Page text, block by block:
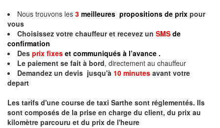
Nous trouvons les 3 meilleures propositions de prix pour
vous
Choisissez votre chauffeur et recevez un SMS de
confirmation
Des prix fixes et communiqués à l’avance .
Le paiement se fait à bord, directement au chauffeur
Demandez un devis jusqu'à 10 minutes avant votre
depart
Les tarifs d'une course de taxi Sarthe sont réglementés. Ils
sont composés de la prise en charge du client, du prix au
kilomètre parcouru et du prix de l'heure